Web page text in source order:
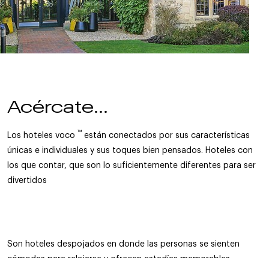
Acércate...
Los hoteles voco ™ están conectados por sus características
únicas e individuales y sus toques bien pensados. Hoteles con
los que contar, que son lo suficientemente diferentes para ser
divertidos
Son hoteles despojados en donde las personas se sienten